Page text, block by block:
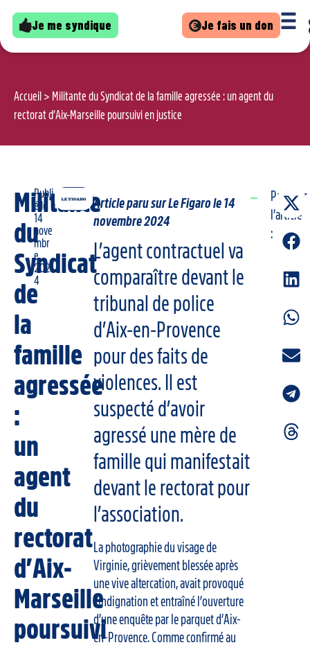
Je me syndique Je fais un don
Accueil > Militante du Syndicat de la famille agressée : un agent du
rectorat d’Aix-Marseille poursuivi en justice
Militante
du
Syndicat
de
la
famille
agressée
:
un
agent
du
rectorat
d’Aix-
Marseille
poursuivi
Publi
é le
14
nove
mbr
e
202
4
Article paru sur Le Figaro le 14
novembre 2024
L’agent contractuel va
comparaître devant le
tribunal de police
d’Aix-en-Provence
pour des faits de
violences. Il est
suspecté d’avoir
agressé une mère de
famille qui manifestait
devant le rectorat pour
l’association.
La photographie du visage de
Virginie, grièvement blessée après
une vive altercation, avait provoqué
l’indignation et entraîné l’ouverture
d’une enquête par le parquet d’Aix-
en-Provence. Comme confirmé au
Partager
l’article
: